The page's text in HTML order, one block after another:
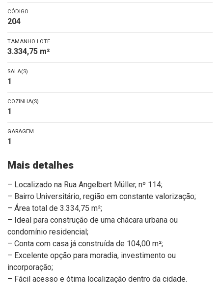
CÓDIGO
204
TAMANHO LOTE
3.334,75 m²
SALA(S)
1
COZINHA(S)
1
GARAGEM
1
Mais detalhes
– Localizado na Rua Angelbert Müller, nº 114;
– Bairro Universitário, região em constante valorização;
– Área total de 3.334,75 m²;
– Ideal para construção de uma chácara urbana ou
condomínio residencial;
– Conta com casa já construída de 104,00 m²;
– Excelente opção para moradia, investimento ou
incorporação;
– Fácil acesso e ótima localização dentro da cidade.